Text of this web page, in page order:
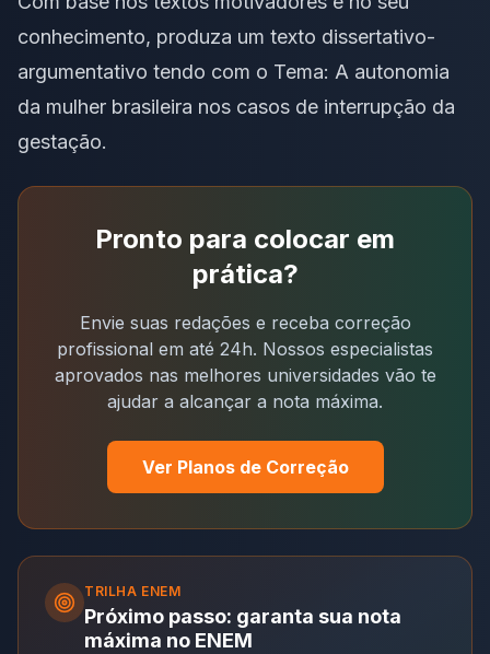
conhecimento, produza um texto dissertativo-
argumentativo tendo com o Tema: A autonomia
da mulher brasileira nos casos de interrupção da
gestação.
Pronto para colocar em
prática?
Envie suas redações e receba correção
profissional em até 24h. Nossos especialistas
aprovados nas melhores universidades vão te
ajudar a alcançar a nota máxima.
Ver Planos de Correção
TRILHA ENEM
Próximo passo: garanta sua nota
máxima no ENEM